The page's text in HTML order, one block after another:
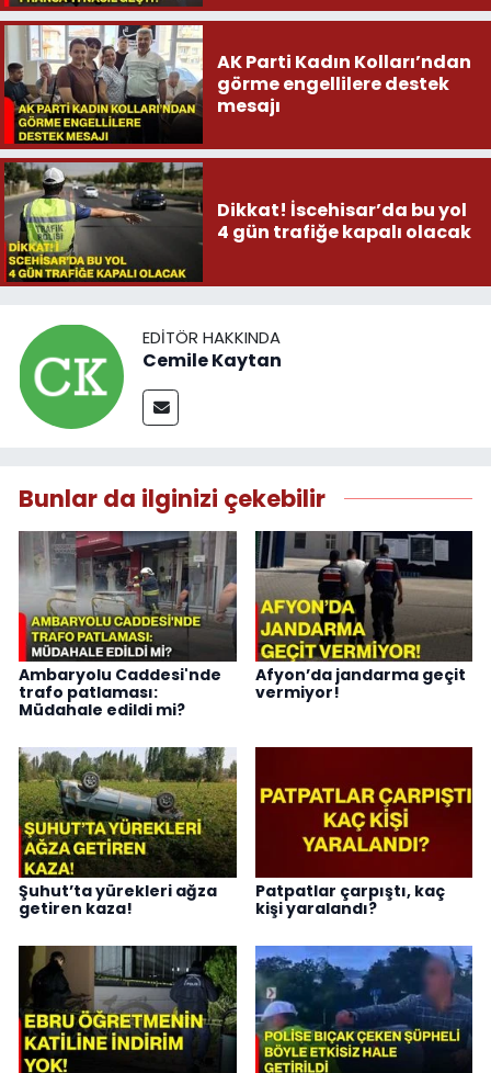
AK Parti Kadın Kolları’ndan
görme engellilere destek
mesajı
Dikkat! İscehisar’da bu yol
4 gün trafiğe kapalı olacak
EDITÖR HAKKINDA
Cemile Kaytan
Bunlar da ilginizi çekebilir
Ambaryolu Caddesi'nde
trafo patlaması:
Müdahale edildi mi?
Afyon’da jandarma geçit
vermiyor!
Şuhut’ta yürekleri ağza
getiren kaza!
Patpatlar çarpıştı, kaç
kişi yaralandı?